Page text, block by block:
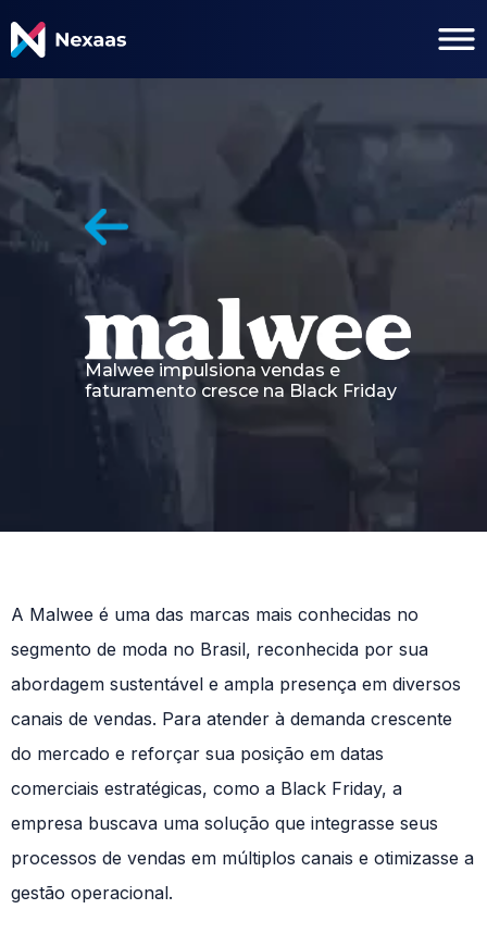
Malwee impulsiona vendas e
faturamento cresce na Black Friday
A Malwee é uma das marcas mais conhecidas no
segmento de moda no Brasil, reconhecida por sua
abordagem sustentável e ampla presença em diversos
canais de vendas. Para atender à demanda crescente
do mercado e reforçar sua posição em datas
comerciais estratégicas, como a Black Friday, a
empresa buscava uma solução que integrasse seus
processos de vendas em múltiplos canais e otimizasse a
gestão operacional.